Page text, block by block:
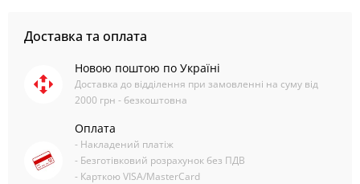
Доставка та оплата
Новою поштою по Україні
Доставка до відділення при замовленні на суму від
2000 грн - безкоштовна
Оплата
- Накладений платіж
- Безготівковий розрахунок без ПДВ
- Карткою VISA/MasterCard